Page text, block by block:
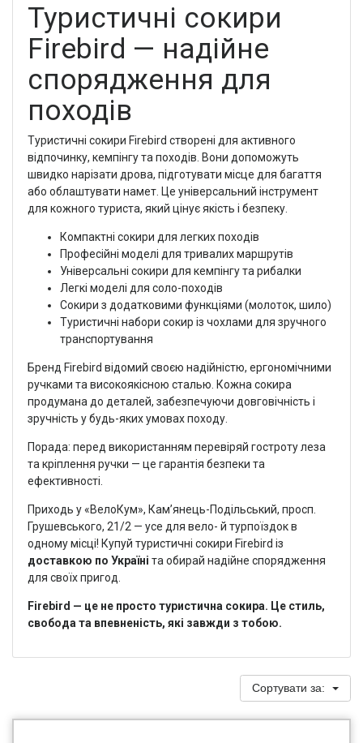
Туристичні сокири
Firebird — надійне
спорядження для
походів
Туристичні сокири Firebird створені для активного
відпочинку, кемпінгу та походів. Вони допоможуть
швидко нарізати дрова, підготувати місце для багаття
або облаштувати намет. Це універсальний інструмент
для кожного туриста, який цінує якість і безпеку.
Компактні сокири для легких походів
Професійні моделі для тривалих маршрутів
Універсальні сокири для кемпінгу та рибалки
Легкі моделі для соло-походів
Сокири з додатковими функціями (молоток, шило)
Туристичні набори сокир із чохлами для зручного
транспортування
Бренд Firebird відомий своєю надійністю, ергономічними
ручками та високоякісною сталью. Кожна сокира
продумана до деталей, забезпечуючи довговічність і
зручність у будь-яких умовах походу.
Порада: перед використанням перевіряй гостроту леза
та кріплення ручки — це гарантія безпеки та
ефективності.
Приходь у «ВелоКум», Кам’янець-Подільський, просп.
Грушевського, 21/2 — усе для вело- й турпоїздок в
одному місці! Купуй туристичні сокири Firebird із
доставкою по Україні та обирай надійне спорядження
для своїх пригод.
Firebird — це не просто туристична сокира. Це стиль,
свобода та впевненість, які завжди з тобою.
Сортувати за: